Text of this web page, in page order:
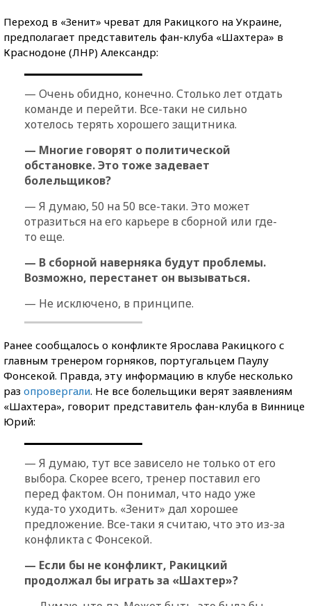
Переход в «Зенит» чреват для Ракицкого на Украине,
предполагает представитель фан-клуба «Шахтера» в
Краснодоне (ЛНР) Александр:
— Очень обидно, конечно. Столько лет отдать
команде и перейти. Все-таки не сильно
хотелось терять хорошего защитника.
— Многие говорят о политической
обстановке. Это тоже задевает
болельщиков?
— Я думаю, 50 на 50 все-таки. Это может
отразиться на его карьере в сборной или где-
то еще.
— В сборной наверняка будут проблемы.
Возможно, перестанет он вызываться.
— Не исключено, в принципе.
Ранее сообщалось о конфликте Ярослава Ракицкого с
главным тренером горняков, португальцем Паулу
Фонсекой. Правда, эту информацию в клубе несколько
раз опровергали. Не все болельщики верят заявлениям
«Шахтера», говорит представитель фан-клуба в Виннице
Юрий:
— Я думаю, тут все зависело не только от его
выбора. Скорее всего, тренер поставил его
перед фактом. Он понимал, что надо уже
куда-то уходить. «Зенит» дал хорошее
предложение. Все-таки я считаю, что это из-за
конфликта с Фонсекой.
— Если бы не конфликт, Ракицкий
продолжал бы играть за «Шахтер»?